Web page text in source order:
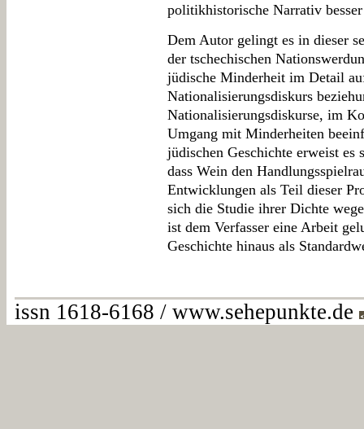
politikhistorische Narrativ
Dem Autor gelingt es in dieser
der tschechischen
jüdische Minderheit im Detail
Nationalisierungsdiskurs
Nationalisierungsdiskurse, im
Umgang mit Minderheiten
jüdischen Geschichte erweist es
dass Wein den
Entwicklungen als Teil dieser
sich die Studie ihrer Dichte
ist dem Verfasser eine Arbeit
Geschichte hinaus als
issn 1618-6168 / www.sehepunkte.de